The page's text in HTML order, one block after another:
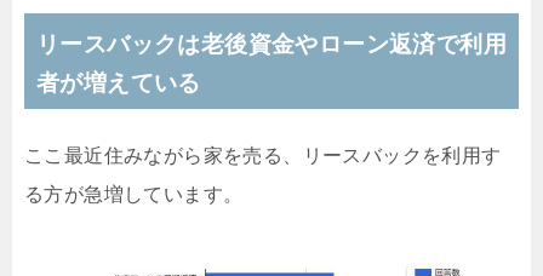
リースバックは老後資金やローン返済で利用
者が増えている
ここ最近住みながら家を売る、リースバックを利用す
る方が急増しています。